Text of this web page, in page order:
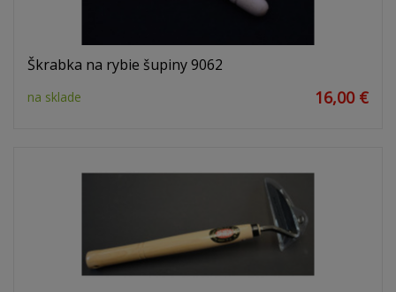
Škrabka na rybie šupiny 9062
na sklade 16,00 €